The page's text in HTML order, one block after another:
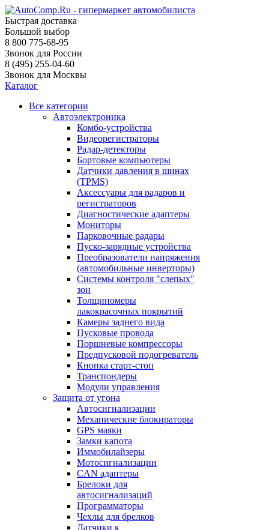
Быстрая доставка
Большой выбор
8 800 775-68-95
Звонок для России
8 (495) 255-04-60
Звонок для Москвы
Каталог
Все категории
Автоэлектроника
Комбо-устройства
Видеорегистраторы
Радар-детекторы
Бортовые компьютеры
Датчики давления в шинах
(TPMS)
Аксессуары для радаров и
регистраторов
Диагностические адаптеры
Мониторы
Парковочные радары
Пуско-зарядные устройства
Преобразователи напряжения
(автомобильные инверторы)
Системы контроля "слепых"
зон
Толщиномеры
лакокрасочных покрытий
Камеры заднего вида
Пусковые провода
Поршневые компрессоры
Предпусковой подогреватель
Кнопка старт-стоп
Транспондеры
Модули управления
Защита от угона
Автосигнализации
Механические блoкираторы
GPS маяки
Замки капота
Иммобилайзеры
Мотосигнализации
CAN адаптеры
Брелоки для
автосигнализаций
Программаторы
Чехлы для брелков
Датчики к